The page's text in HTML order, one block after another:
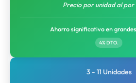
Precio por unidad al
Ahorro significativo en
4% DTO.
3 - 11 Unidades